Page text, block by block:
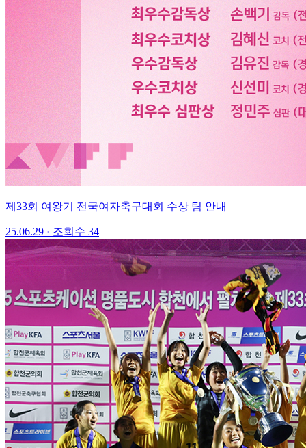
제33회 여왕기 전국여자축구대회 수상 팀 안내
25.06.29 · 조회수 34